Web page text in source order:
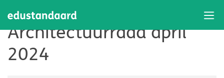
Bijeenkomst
Architectuurraad april
2024